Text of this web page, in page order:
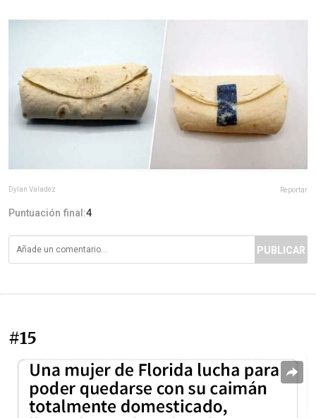
Dylan Valadez Reportar
Puntuación final:4
PUBLICAR
#15